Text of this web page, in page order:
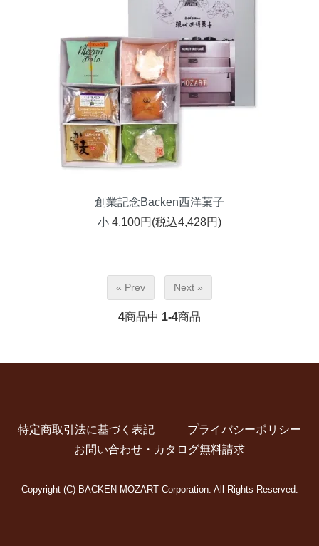
創業記念Backen西洋菓子
小 4,100円(税込4,428円)
« Prev Next »
4商品中 1-4商品
特定商取引法に基づく表記
プライバシーポリシー
お問い合わせ・カタログ無料請求
Copyright (C) BACKEN MOZART Corporation. All Rights Reserved.